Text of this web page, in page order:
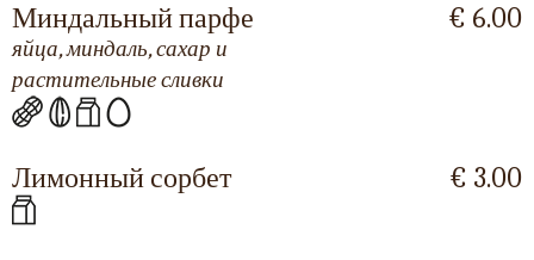
Миндальный парфе
яйца, миндаль, сахар и
растительные сливки
€ 6.00
Лимонный сорбет € 3.00